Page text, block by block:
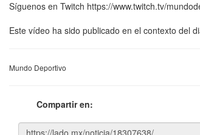
Síguenos en Twitch https://www.twitch.tv/
Este vídeo ha sido publicado en el contexto del
Mundo Deportivo
Compartir en: